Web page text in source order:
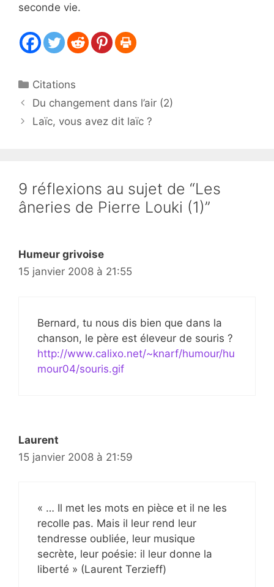
seconde vie.
Catégories
Citations
Du changement dans l’air (2)
Laïc, vous avez dit laïc ?
9 réflexions au sujet de “Les
âneries de Pierre Louki (1)”
Humeur grivoise
15 janvier 2008 à 21:55
Bernard, tu nous dis bien que dans la
chanson, le père est éleveur de souris ?
http://www.calixo.net/~knarf/humour/hu
mour04/souris.gif
Laurent
15 janvier 2008 à 21:59
« … Il met les mots en pièce et il ne les
recolle pas. Mais il leur rend leur
tendresse oubliée, leur musique
secrète, leur poésie: il leur donne la
liberté » (Laurent Terzieff)